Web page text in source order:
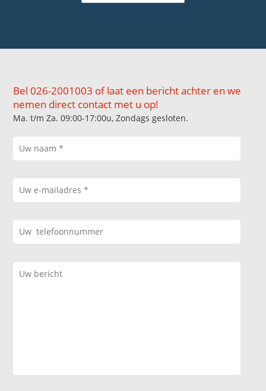
Bel 026-2001003 of laat een bericht achter en we
nemen direct contact met u op!
Ma. t/m Za. 09:00-17:00u, Zondags gesloten.